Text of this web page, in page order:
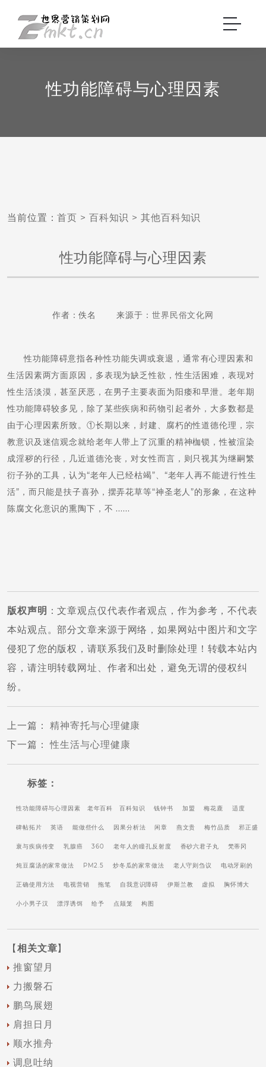
性功能障碍与心理因素
当前位置：首页 > 百科知识 > 其他百科知识
性功能障碍与心理因素
作者：佚名 来源于： 世界民俗文化网
性功能障碍意指各种性功能失调或衰退，通常有心理因素和
生活因素两方面原因，多表现为缺乏性欲，性生活困难，表现对
性生活淡漠，甚至厌恶，在男子主要表面为阳痿和早泄。老年期
性功能障碍较多见，除了某些疾病和药物引起者外，大多数都是
由于心理因素所致。①长期以来，封建、腐朽的性道德伦理，宗
教意识及迷信观念就给老年人带上了沉重的精神枷锁，性被渲染
成淫秽的行径，几近道德沦丧，对女性而言，则只视其为继嗣繁
衍子孙的工具，认为“老年人已经枯竭”、“老年人再不能进行性生
活”，而只能是扶子喜孙，摆弄花草等“神圣老人”的形象，在这种
陈腐文化意识的熏陶下，不 ......
版权声明 ：文章观点仅代表作者观点，作为参考，不代表
本站观点。部分文章来源于网络，如果网站中图片和文字
侵犯了您的版权，请联系我们及时删除处理！转载本站内
容，请注明转载网址、作者和出处，避免无谓的侵权纠
纷。
上一篇 ：精神寄托与心理健康
下一篇 ：性生活与心理健康
标签：
性功能障碍与心理因素 老年百科 百科知识 钱钟书 加盟 梅花鹿 适度
碑帖拓片 英语 能做些什么 因果分析法 闲章 燕文贵 梅竹品质 邪正盛
衰与疾病传变 乳腺癌 360 老年人的瞳孔反射度 香砂六君子丸 梵蒂冈
炖豆腐汤的家常做法 PM2.5 炒冬瓜的家常做法 老人守则刍议 电动牙刷的
正确使用方法 电视营销 拖笔 自我意识障碍 伊斯兰教 虚拟 胸怀博大
小小男子汉 漂浮诱饵 给予 点颏笼 构图
【相关文章】
推窗望月
力搬磐石
鹏鸟展翅
肩担日月
顺水推舟
调息吐纳